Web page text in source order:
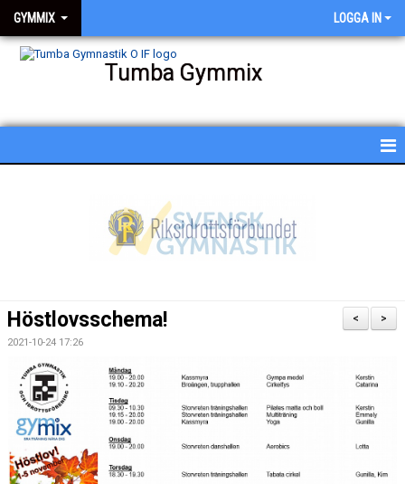
GYMMIX LOGGA IN
Tumba Gymmix
BESKRIVNING AV PASSEN
BILDGALLERI
DOKUMENT
TRÄNINGSRESA
>
<
Höstlovsschema!
2021-10-24 17:26